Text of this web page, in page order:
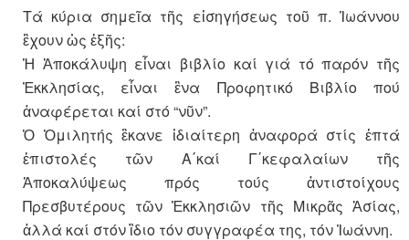
Τά κύρια σημεῖα τῆς εἰσηγήσεως τοῦ π. Ἰωάννου
ἒχουν ὡς ἑξῆς:
Ἡ Ἀποκάλυψη εἶναι βιβλίο καί γιά τό παρόν τῆς
Ἐκκλησίας, εἶναι ἓνα Προφητικό Βιβλίο πού
ἀναφέρεται καί στό “νῦν”.
Ὁ Ὁμιλητής ἒκανε ἰδιαίτερη ἀναφορά στίς ἑπτά
ἐπιστολές τῶν Α΄καί Γ΄κεφαλαίων τῆς
Ἀποκαλύψεως πρός τούς ἀντιστοίχους
Πρεσβυτέρους τῶν Ἐκκλησιῶν τῆς Μικρᾶς Ἀσίας,
ἀλλά καί στόν ἲδιο τόν συγγραφέα της, τόν Ἰωάννη.